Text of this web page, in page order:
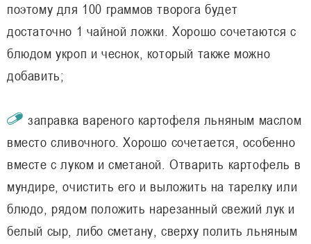
поэтому для 100 граммов творога будет
достаточно 1 чайной ложки. Хорошо сочетаются с
блюдом укроп и чеснок, который также можно
добавить;
заправка вареного картофеля льняным маслом
вместо сливочного. Хорошо сочетается, особенно
вместе с луком и сметаной. Отварить картофель в
мундире, очистить его и выложить на тарелку или
блюдо, рядом положить нарезанный свежий лук и
белый сыр, либо сметану, сверху полить льняным